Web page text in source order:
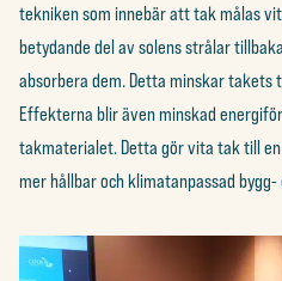
tekniken som innebär att tak målas
betydande del av solens strålar
absorbera dem. Detta minskar takets
Effekterna blir även minskad
takmaterialet. Detta gör vita tak till
mer hållbar och klimatanpassad